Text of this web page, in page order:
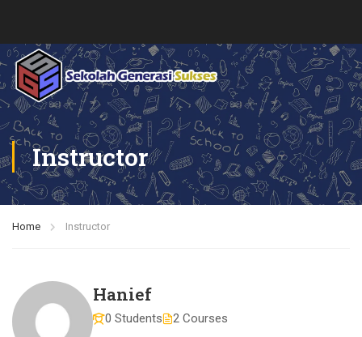
Instructor
Home Instructor
Hanief
0 Students 2 Courses